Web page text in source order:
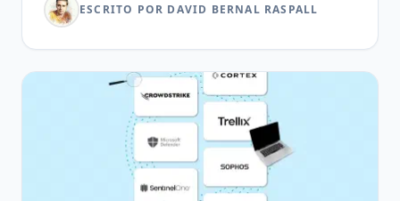
ESCRITO POR DAVID BERNAL RASPALL